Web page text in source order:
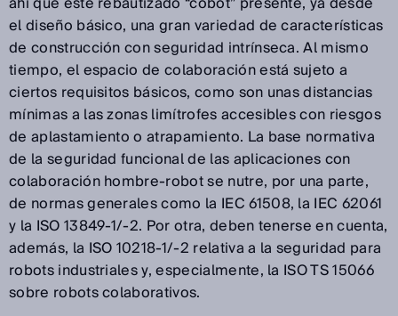
el diseño básico, una gran variedad de características
de construcción con seguridad intrínseca. Al mismo
tiempo, el espacio de colaboración está sujeto a
ciertos requisitos básicos, como son unas distancias
mínimas a las zonas limítrofes accesibles con riesgos
de aplastamiento o atrapamiento. La base normativa
de la seguridad funcional de las aplicaciones con
colaboración hombre-robot se nutre, por una parte,
de normas generales como la IEC 61508, la IEC 62061
y la ISO 13849-1/-2. Por otra, deben tenerse en cuenta,
además, la ISO 10218-1/-2 relativa a la seguridad para
robots industriales y, especialmente, la ISO TS 15066
sobre robots colaborativos.